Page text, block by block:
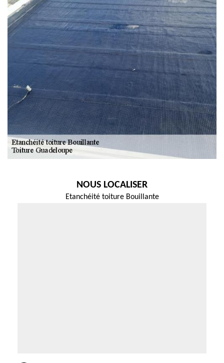
NOUS LOCALISER
Etanchéité toiture Bouillante